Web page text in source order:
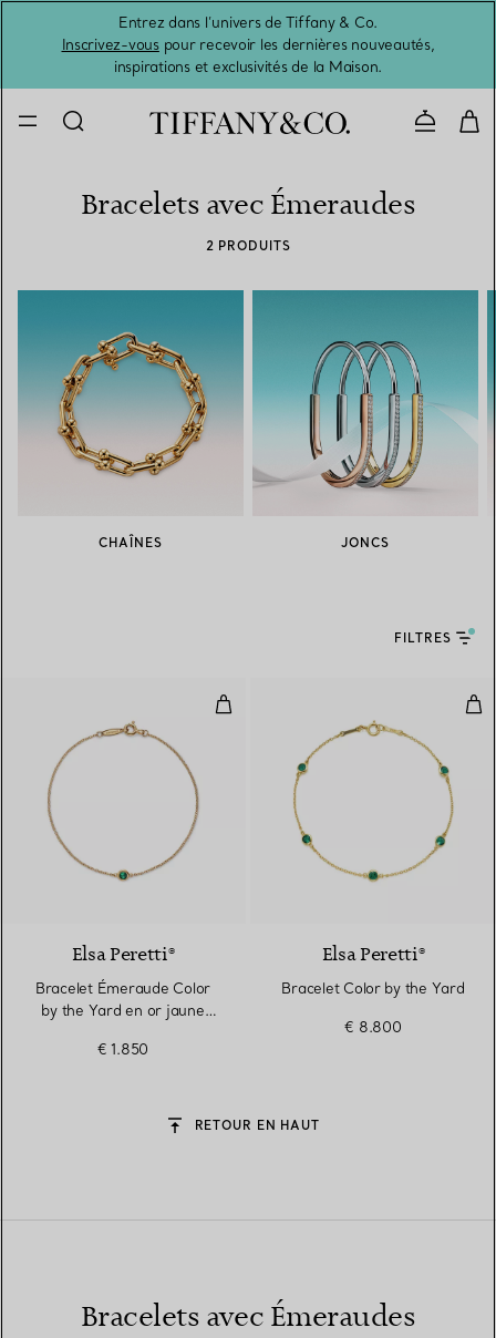
Entrez dans l’univers de Tiffany & Co.
Inscrivez-vouspour recevoir les dernières nouveautés,
inspirations et exclusivités de la Maison.
Bracelets avec Émeraudes
2 PRODUITS
CHAÎNES JONCS
FILTRES
Bracelet Émeraude Color by
Elsa Peretti®
Bracelet Émeraude Color
by the Yard en or jaune
€ 1.850
Elsa Peretti®
Bracelet Color by the Yard
€ 8.800
RETOUR EN HAUT
Bracelets avec Émeraudes